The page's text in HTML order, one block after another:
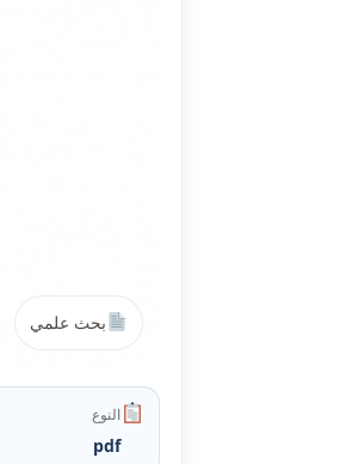
بحث علمي
النوع
pdf